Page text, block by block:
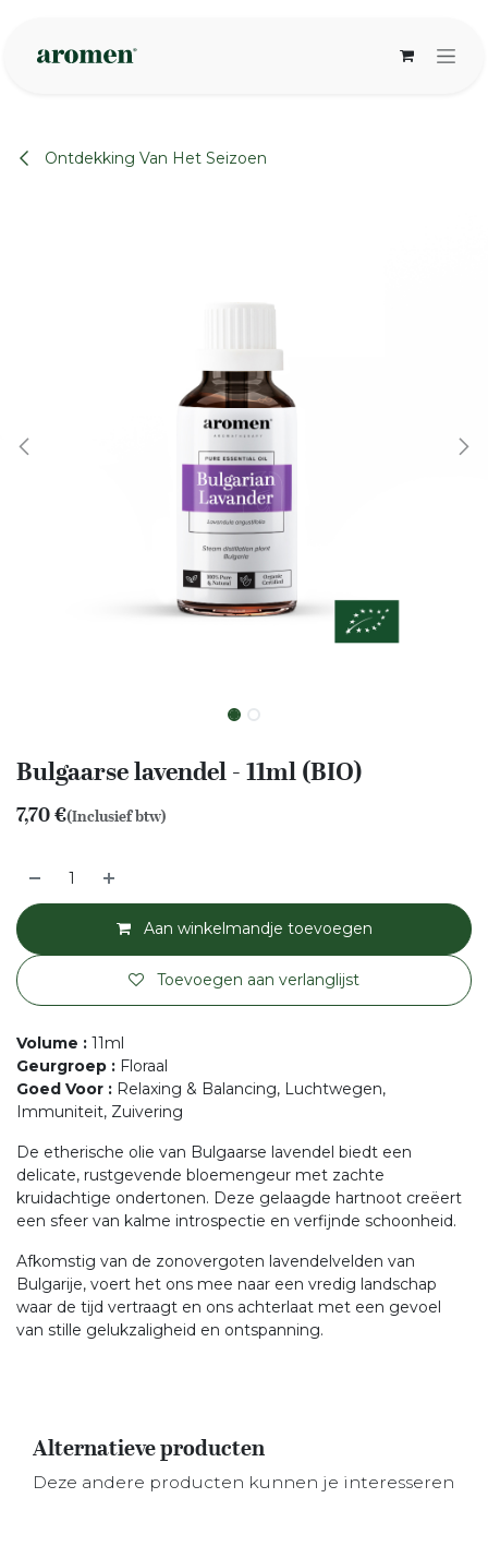
Ontdekking Van Het Seizoen
Bulgaarse lavendel - 11ml (BIO)
7,70€(Inclusief btw)
Aan winkelmandje toevoegen
Toevoegen aan verlanglijst
Volume : 11ml
Geurgroep : Floraal
Goed Voor : Relaxing & Balancing, Luchtwegen,
Immuniteit, Zuivering
De etherische olie van Bulgaarse lavendel biedt een
delicate, rustgevende bloemengeur met zachte
kruidachtige ondertonen. Deze gelaagde hartnoot creëert
een sfeer van kalme introspectie en verfijnde schoonheid.
Afkomstig van de zonovergoten lavendelvelden van
Bulgarije, voert het ons mee naar een vredig landschap
waar de tijd vertraagt en ons achterlaat met een gevoel
van stille gelukzaligheid en ontspanning.
Alternatieve producten
Deze andere producten kunnen je interesseren